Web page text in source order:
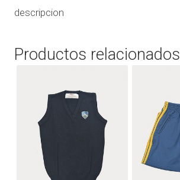
descripcion
Productos relacionados